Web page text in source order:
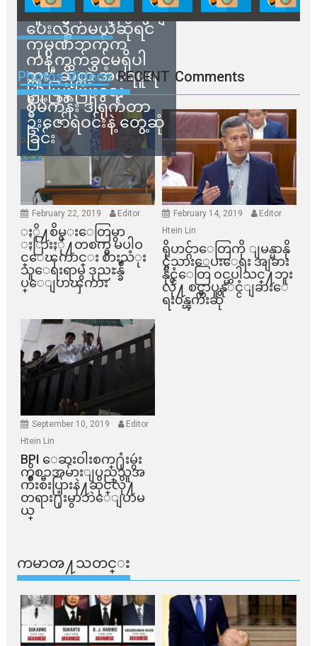
သူတွေက ဂရန်တွေချ
ပေးလိုက်မယ်ဆိုရင်
ကုမ္ပဏီဘက်က
ကန့်ကွက်ခွင့်မရှိပါ
ဘူး” ဆိုတဲ့ အမရပူရ
မြို့ပြဖွံ့ဖြိုးရေး
စီမံကိန်း ဒါရိုက်တာ
ဦးဇော်ရဲဝင်းနဲ့ တွေ့ဆုံ
ခြင်း
Photos Videos RECENT Comments
February 22, 2019 Editor
ႏို႔စိမ္းေတြမွာ
ႏြားႏို႔တစက္မွ မပါဝ
င္ေၾကာင္း စားသံုး
သူေရးရာမွ ဒုညႊန္ခ်ဳ
ပ္ေျပာၾကား
February 14, 2019
Editor
Htein Lin
ရိုဟင္ဂ်ာေတြကို ျမန္မာနို
င္ငံသားေပးေရး အျခား
နိုင္ငံေတြ ၀င္မပါသင္႔ဘူး
လို႔ စင္ကာပူနုိင္ငံျခားေ
ရး၀န္ၾကီးဆို
September 10, 2019
Editor
Htein Lin
BPI ​ေဆးဝါးစက္​႐ုံးမွဴး
ကိစၥအမ်ားျပည္​သူအ
က်ိဳးစီးပြားနဲ႔ဆိုင္​လို႔
တရား႐ုံးမွာဘဲေျပာမ
ယ္​
ကမာၻ႔သတင္း